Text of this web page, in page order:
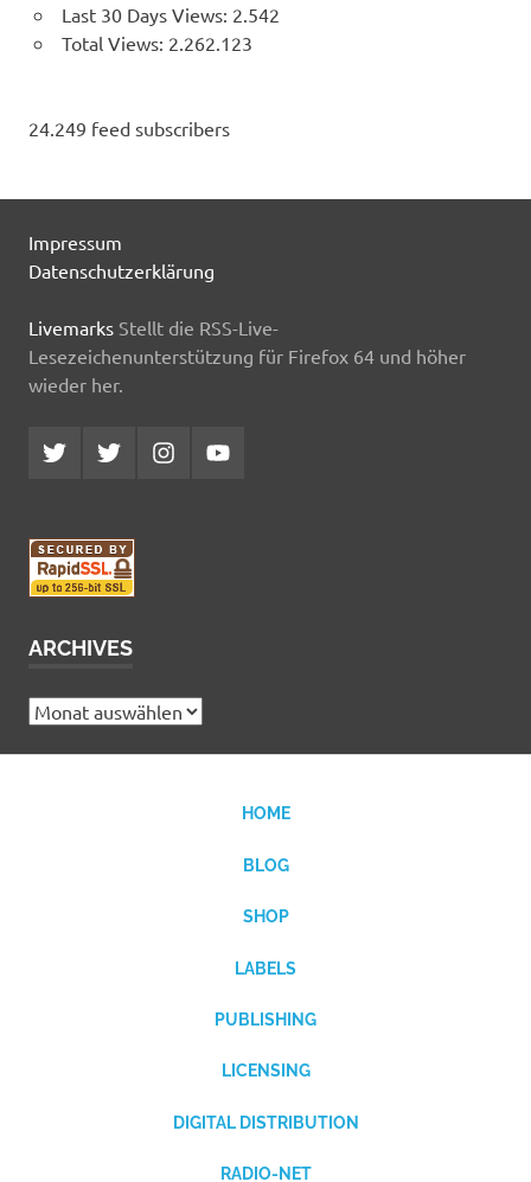
Last 30 Days Views: 2.542
Total Views: 2.262.123
24.249 feed subscribers
Impressum
Datenschutzerklärung
Livemarks Stellt die RSS-Live-
Lesezeichenunterstützung für Firefox 64 und höher
wieder her.
Twitter
MCDP
Twitter
Musicradiostation
InstagramYouTube
ARCHIVES
Archives
HOME
BLOG
SHOP
LABELS
PUBLISHING
LICENSING
DIGITAL DISTRIBUTION
RADIO-NET